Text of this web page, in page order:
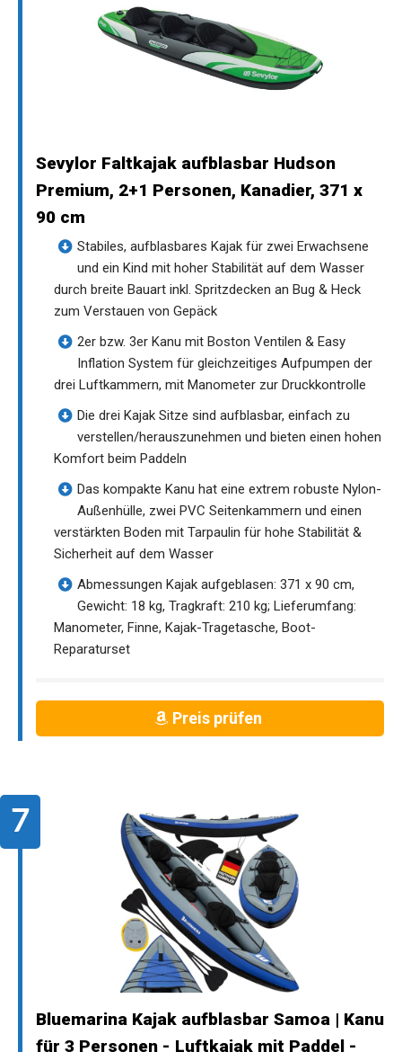
Sevylor Faltkajak aufblasbar Hudson
Premium, 2+1 Personen, Kanadier, 371 x
90 cm
Stabiles, aufblasbares Kajak für zwei Erwachsene
und ein Kind mit hoher Stabilität auf dem Wasser
durch breite Bauart inkl. Spritzdecken an Bug & Heck
zum Verstauen von Gepäck
2er bzw. 3er Kanu mit Boston Ventilen & Easy
Inflation System für gleichzeitiges Aufpumpen der
drei Luftkammern, mit Manometer zur Druckkontrolle
Die drei Kajak Sitze sind aufblasbar, einfach zu
verstellen/herauszunehmen und bieten einen hohen
Komfort beim Paddeln
Das kompakte Kanu hat eine extrem robuste Nylon-
Außenhülle, zwei PVC Seitenkammern und einen
verstärkten Boden mit Tarpaulin für hohe Stabilität &
Sicherheit auf dem Wasser
Abmessungen Kajak aufgeblasen: 371 x 90 cm,
Gewicht: 18 kg, Tragkraft: 210 kg; Lieferumfang:
Manometer, Finne, Kajak-Tragetasche, Boot-
Reparaturset
Preis prüfen
Bluemarina Kajak aufblasbar Samoa | Kanu
für 3 Personen - Luftkajak mit Paddel -